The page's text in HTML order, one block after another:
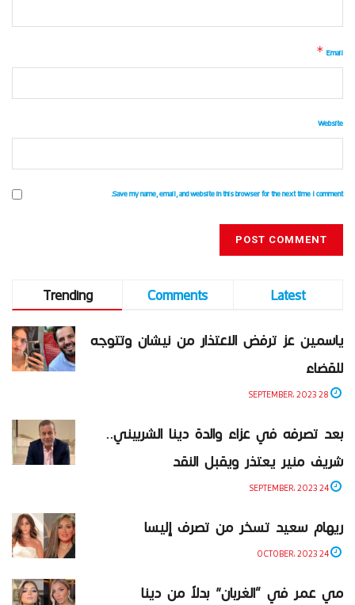
Email
*
Website
Save my name, email, and website in this browser for the next time I comment.
Trending Comments
Latest
ياسمين عز ترفض الاعتذار من نيشان وتتوجه
للقضاء
بعد تصرفه في عزاء والدة دينا الشربيني..
شريف منير يعتذر ويقبل النقد
ريهام سعيد تسخر من تصرف إليسا
مي عمر في “الغربان” بدلاً من دينا